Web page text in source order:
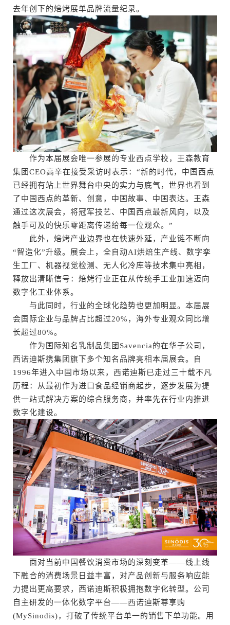
去年创下的焙烤展单品牌流量纪录。
作为本届展会唯一参展的专业西点学校，王森教育
集团CEO高辛在接受采访时表示：“新的时代，中国西点
已经拥有站上世界舞台中央的实力与底气，世界也看到
了中国西点的革新、创意，中国故事、中国表达。王森
通过这次展会，将冠军技艺、中国西点最新风向，以及
触手可及的快乐零距离传递给每一位观众。”
此外，焙烤产业边界也在快速外延，产业链不断向
“智造化”升级。展会上，全自动AI烘焙生产线、数字孪
生工厂、机器视觉检测、无人化冷库等技术集中亮相，
释放出清晰信号：焙烤行业正在从传统手工业加速迈向
数字化工业体系。
与此同时，行业的全球化趋势也更加明显。本届展
会国际企业与品牌占比超过20%，海外专业观众同比增
长超过80%。
作为国际知名乳制品集团Savencia的在华子公司，
西诺迪斯携集团旗下多个知名品牌亮相本届展会。自
1996年进入中国市场以来，西诺迪斯已走过三十载不凡
历程：从最初作为进口食品经销商起步，逐步发展为提
供一站式解决方案的综合服务商，并率先在行业内推进
数字化建设。
面对当前中国餐饮消费市场的深刻变革——线上线
下融合的消费场景日益丰富，对产品创新与服务响应能
力提出更高要求，西诺迪斯积极拥抱数字化转型。公司
自主研发的一体化数字平台——西诺迪斯尊享购
(MySinodis)，打破了传统平台单一的销售下单功能。用